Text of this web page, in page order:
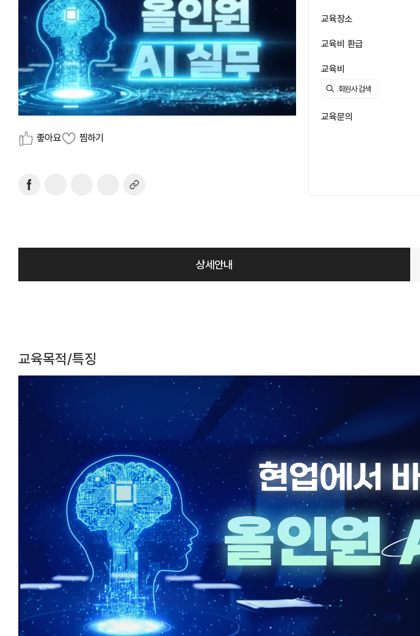
좋아요 찜하기
교육장소
교육비 환급
교육비
교육문의
상세안내
교육목적/특징